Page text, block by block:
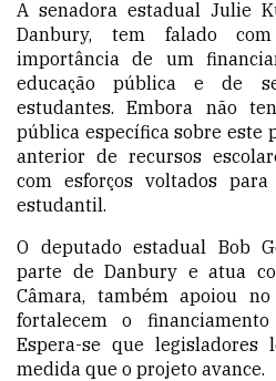
A senadora estadual Julie
Danbury, tem falado
importância de um
educação pública e de
estudantes. Embora não
pública específica sobre este
anterior de recursos
com esforços voltados
estudantil.
O deputado estadual Bob
parte de Danbury e atua
Câmara, também apoiou
fortalecem o
Espera-se que legisladores
medida que o projeto avance.